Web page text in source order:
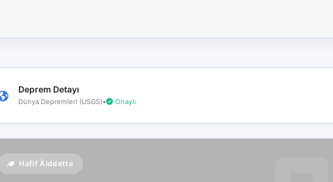
Deprem Detayı
Dünya Depremleri (USGS)• Onaylı
Hafif Åiddette
bağlantınız